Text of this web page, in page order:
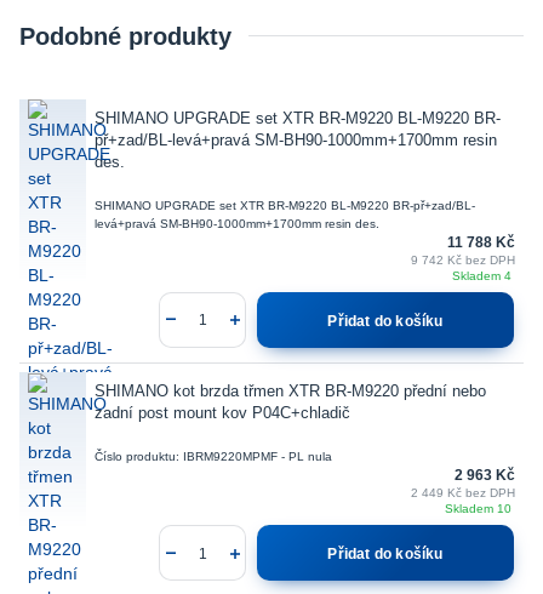
Podobné produkty
SHIMANO UPGRADE set XTR BR-M9220 BL-M9220 BR-
př+zad/BL-levá+pravá SM-BH90-1000mm+1700mm resin
des.
SHIMANO UPGRADE set XTR BR-M9220 BL-M9220 BR-př+zad/BL-
levá+pravá SM-BH90-1000mm+1700mm resin des.
11 788 Kč
9 742 Kč bez DPH
Skladem 4
Přidat do košíku
SHIMANO kot brzda třmen XTR BR-M9220 přední nebo
zadní post mount kov P04C+chladič
Číslo produktu: IBRM9220MPMF - PL nula
2 963 Kč
2 449 Kč bez DPH
Skladem 10
Přidat do košíku